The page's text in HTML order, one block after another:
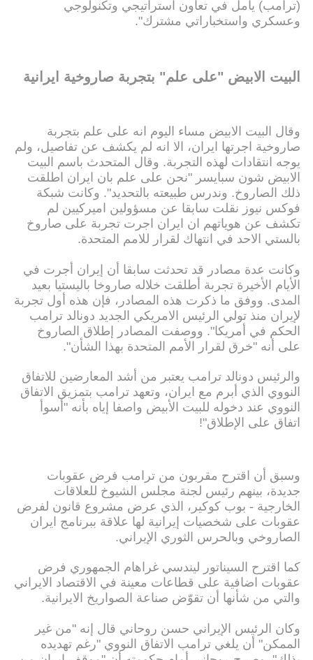
(ترامب) يأمل في تعاون استراتيجي وتكنولوجي
وعسكري واستخباراتي مشترك".
البيت الابيض "على علم" بتجربة صاروخية ايرانية
وقال البيت الابيض مساء اليوم انه على علم بتجربة
صاروخية اجرتها ايران، الا انه لم يكشف عن تفاصيل، ولم
يوجه انتقادات لهذه التجربة. وقال المتحدث باسم البيت
الابيض شون سبايسر "نحن على علم بان ايران اطلقت
ذلك الصاروخ. وندرس طبيعته بالتحديد". وكانت شبكة
فوكس نيوز نقلت سابقا عن مسؤولين اميركيين لم
تكشف عن هوياتهم ان ايران اجرت تجربة على صاروخ
بالستي الاحد في انتهاك لقرار للامم المتحدة.
وكانت عدة مصادر قد تحدثت سابقا أن إيران أجرت في
الأيام الأخيرة تجربة أطلقت خلاله صاروخا باليستيا بعيد
المدى. ووفق ما ذكرت هذه المصادر، فإن هذه أول تجربة
لإيران منذ تولي الرئيس الامريكي الجديد دونالد ترامب
الحكم في أمريكا". ووصفت المصادر إطلاق الصاروخ
على أنه "خرق لقرار الأمم المتحدة بهذا الشأن".
والرئيس دونالد ترامب يعتبر من أشد المعارضين للاتفاق
النووي الذي أبرم مع ايران، وتعهد ترامب بتمزيق الاتفاق
النووي عند دخوله للبيت الأبيض واصفا إياه بأنه "أسوأ
اتفاق على الإطلاق"!
وسبق أن اقترح مقربون من ترامب فرض عقوبات
جديدة، بينهم رئيس لجنة مجلس الشيوخ للعلاقات
الخارجية - بوب كوكير، الذي عرض مشروع قانون لفرض
عقوبات على شخصيات إيرانية لها علاقة ببرنامج ايران
الصاروخي وبالحرس الثوري الإيراني.
كما اقترح السيناتور ليندسي غراهام الجمهوري فرض
عقوبات اضافية على قطاعات معينة في الاقتصاد الايراني
والتي من شأنها أن تقوّض صناعة الصواريخ الايرانية.
وكان الرئيس الإيراني حسن روحاني قال إنه "من غير
الممكن" أن يلغي ترامب الاتفاق النووي "رغم تهديده